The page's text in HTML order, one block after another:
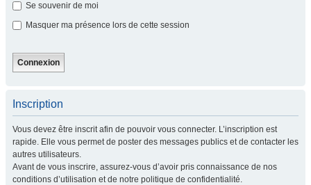
Se souvenir de moi
Masquer ma présence lors de cette session
Inscription
Vous devez être inscrit afin de pouvoir vous connecter. L’inscription est
rapide. Elle vous permet de poster des messages publics et de contacter les
autres utilisateurs.
Avant de vous inscrire, assurez-vous d’avoir pris connaissance de nos
conditions d’utilisation et de notre politique de confidentialité.